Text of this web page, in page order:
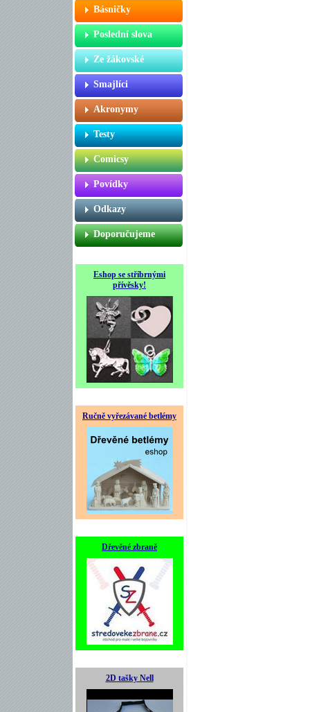
Básničky
Poslední slova
Ze žákovské
Smajlíci
Akronymy
Testy
Comicsy
Povídky
Odkazy
Doporučujeme
Eshop se stříbrnými
přívěsky!
Ručně vyřezávané betlémy
Dřevěné zbraně
2D tašky Nell